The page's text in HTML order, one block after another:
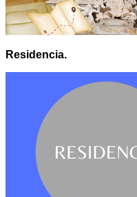
Residencia.